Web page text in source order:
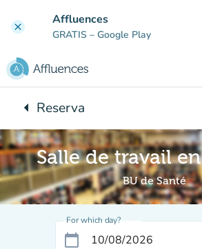
clear Affluences
GRATIS – Google Play
arrow_leftBack to:
Reserva
Salle de travail
BU de Santé
For which day?
calendar_today